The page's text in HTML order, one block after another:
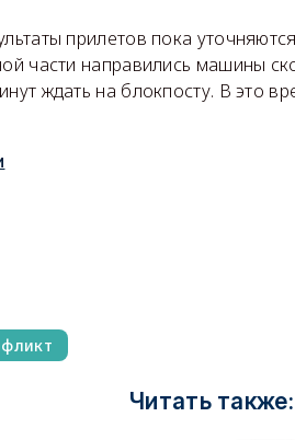
прилетов пока
части направились машины
ждать на блокпосту. В это
Читать также: